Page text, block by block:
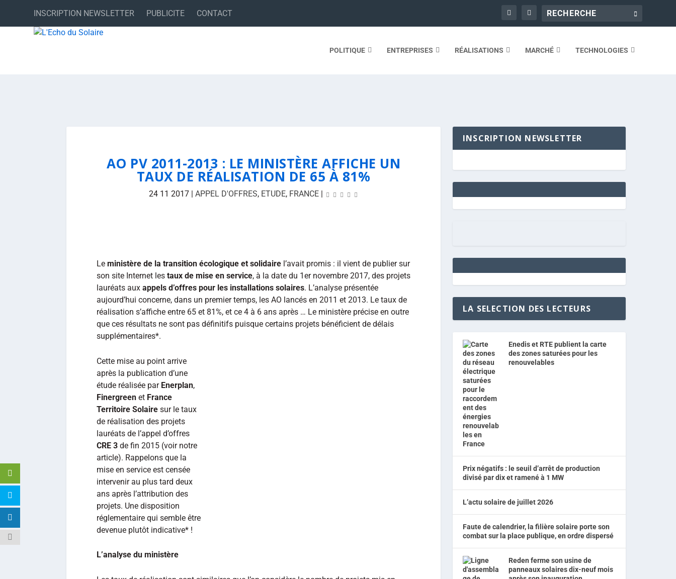
INSCRIPTION NEWSLETTER PUBLICITE CONTACT
POLITIQUE ENTREPRISES RÉALISATIONS MARCHÉ TECHNOLOGIES
AO PV 2011-2013 : LE MINISTÈRE AFFICHE UN
TAUX DE RÉALISATION DE 65 À 81%
24 11 2017 | APPEL D'OFFRES, ETUDE, FRANCE |
Le ministère de la transition écologique et solidaire l’avait promis : il vient de publier sur
son site Internet les taux de mise en service, à la date du 1er novembre 2017, des projets
lauréats aux appels d’offres pour les installations solaires. L’analyse présentée
aujourd’hui concerne, dans un premier temps, les AO lancés en 2011 et 2013. Le taux de
réalisation s’affiche entre 65 et 81%, et ce 4 à 6 ans après … Le ministère précise en outre
que ces résultats ne sont pas définitifs puisque certains projets bénéficient de délais
supplémentaires*.
Cette mise au point arrive
après la publication d’une
étude réalisée par Enerplan,
Finergreen et France
Territoire Solaire sur le taux
de réalisation des projets
lauréats de l’appel d’offres
CRE 3 de fin 2015 (voir notre
article). Rappelons que la
mise en service est censée
intervenir au plus tard deux
ans après l’attribution des
projets. Une disposition
réglementaire qui semble être
devenue plutôt indicative* !
L’analyse du ministère
INSCRIPTION NEWSLETTER
LA SELECTION DES LECTEURS
Enedis et RTE publient la carte
des zones saturées pour les
renouvelables
Prix négatifs : le seuil d’arrêt de production
divisé par dix et ramené à 1 MW
L’actu solaire de juillet 2026
Faute de calendrier, la filière solaire porte son
combat sur la place publique, en ordre dispersé
Reden ferme son usine de
panneaux solaires dix-neuf mois